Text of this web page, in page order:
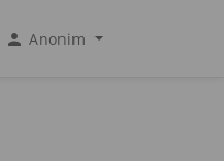
person Anonim